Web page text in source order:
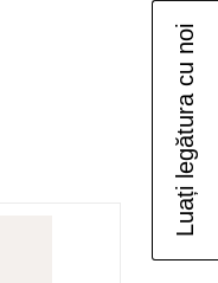
Luați legătura cu noi